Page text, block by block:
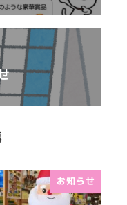
お知らせ